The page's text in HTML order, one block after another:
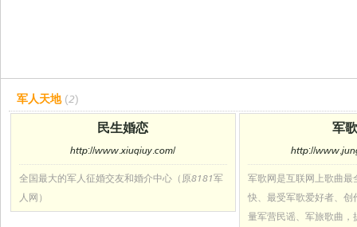
军人天地 (2)
民生婚恋
http://www.xiuqiuy.com/
全国最大的军人征婚交友和婚介中心（原8181军
人网）
军
http://
军歌网是互联网上歌曲最
快、最受军歌爱好者、创
量军营民谣、军旅歌曲，